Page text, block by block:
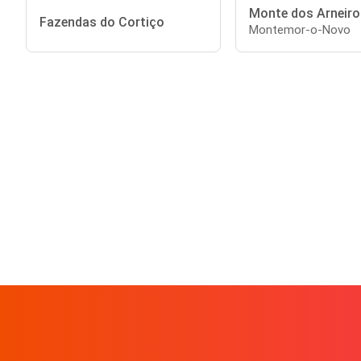
Fazendas do Cortiço
Monte dos
Montemor-o-Novo